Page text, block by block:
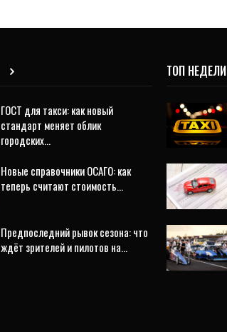
ГОСТ для такси: как новый
стандарт меняет облик
городских…
Новые справочники ОСАГО: как
теперь считают стоимость…
Предпоследний рывок сезона: что
ждёт зрителей и пилотов на…
ТОП НЕДЕЛИ